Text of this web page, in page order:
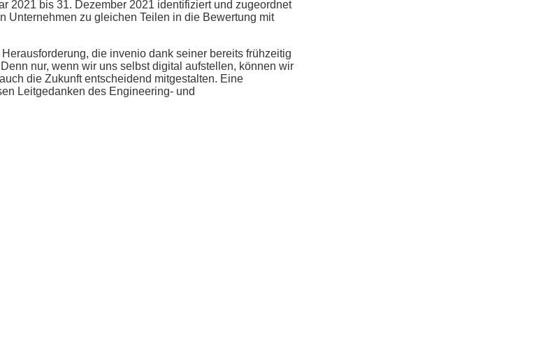
2021 bis 31. Dezember 2021 identifiziert und zugeordnet
Unternehmen zu gleichen Teilen in die Bewertung mit
die invenio dank seiner bereits frühzeitig
nur, wenn wir uns selbst digital aufstellen, können wir
die Zukunft entscheidend mitgestalten. Eine
Leitgedanken des Engineering- und